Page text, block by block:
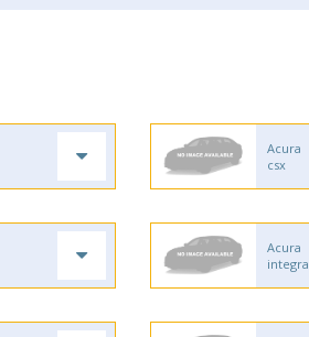
Acura
csx
Acura
integra